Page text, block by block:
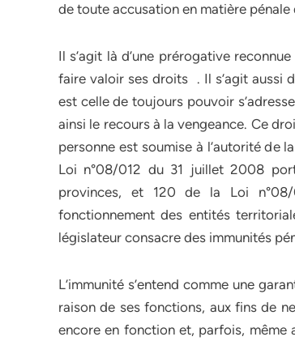
de toute accusation en matière
Il s’agit là d’une prérogative
faire valoir ses droits . Il s’agit aussi
est celle de toujours pouvoir
ainsi le recours à la vengeance. Ce
personne est soumise à l’autorité de
Loi n°08/012 du 31 juillet 2008
provinces, et 120 de la Loi
fonctionnement des entités
législateur consacre des immunités
L’immunité s’entend comme une
raison de ses fonctions, aux fins de
encore en fonction et, parfois,